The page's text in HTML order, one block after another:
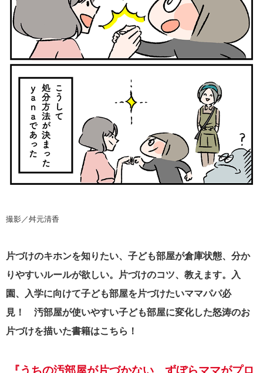
撮影／舛元清香
片づけのキホンを知りたい、子ども部屋が倉庫状態、分か
りやすいルールが欲しい。
片づけのコツ、教えます。入
園、入学に向けて子ども部屋を片づけたいママパパ必
見！ 汚部屋が使いやすい子ども部屋に変化した怒涛のお
片づけを描いた書籍はこちら！
『うちの汚部屋が片づかない ずぼらママがプロ